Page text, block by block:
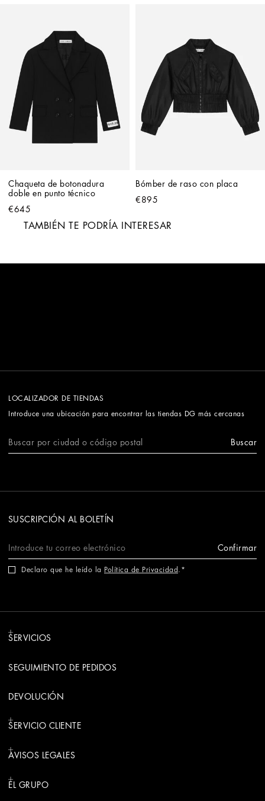
Chaqueta de botonadura
doble en punto técnico
€645
Bómber de raso con placa
€895
TAMBIÉN TE PODRÍA INTERESAR
LOCALIZADOR DE TIENDAS
Introduce una ubicación para encontrar las tiendas DG más cercanas
Buscar
SUSCRIPCIÓN AL BOLETÍN
Confirmar
Declaro que he leído la Política de Privacidad .
SERVICIOS
SEGUIMIENTO DE PEDIDOS
DEVOLUCIÓN
SERVICIO CLIENTE
AVISOS LEGALES
EL GRUPO